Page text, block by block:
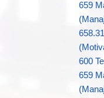
659
600
659